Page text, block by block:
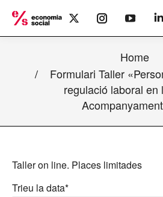
X
page
new
window
Instagram
page
new
window
YouTube
page
in
new
window
Home
Formulari Taller
regulació laboral en
Taller on line. Places limitades
Trieu la data*